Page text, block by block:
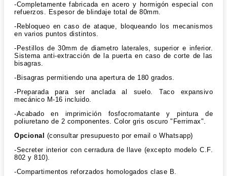
-Completamente fabricada en acero y hormigón especial con
refuerzos. Espesor de blindaje total de 80mm.
-Rebloqueo en caso de ataque, bloqueando los mecanismos
en varios puntos distintos.
-Pestillos de 30mm de diametro laterales, superior e inferior.
Sistema anti-extracción de la puerta en caso de corte de las
bisagras.
-Bisagras permitiendo una apertura de 180 grados.
-Preparada para ser anclada al suelo. Taco expansivo
mecánico M-16 incluido.
-Acabado en imprimición fosfocromatante y pintura de
poliuretano de 2 componentes. Color gris oscuro "Ferrimax".
Opcional (consultar presupuesto por email o Whatsapp)
-Secreter interior con cerradura de llave (excepto modelo C.F.
802 y 810).
-Compartimentos reforzados homologados clase B.